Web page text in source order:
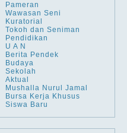
Pameran
Wawasan Seni
Kuratorial
Tokoh dan Seniman
Pendidikan
U A N
Berita Pendek
Budaya
Sekolah
Aktual
Mushalla Nurul Jamal
Bursa Kerja Khusus
Siswa Baru